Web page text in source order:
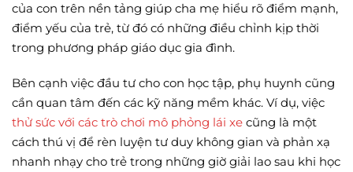
của con trên nền tảng giúp cha mẹ hiểu rõ điểm mạnh,
điểm yếu của trẻ, từ đó có những điều chỉnh kịp thời
trong phương pháp giáo dục gia đình.
Bên cạnh việc đầu tư cho con học tập, phụ huynh cũng
cần quan tâm đến các kỹ năng mềm khác. Ví dụ, việc
thử sức với các trò chơi mô phỏng lái xe cũng là một
cách thú vị để rèn luyện tư duy không gian và phản xạ
nhanh nhạy cho trẻ trong những giờ giải lao sau khi học